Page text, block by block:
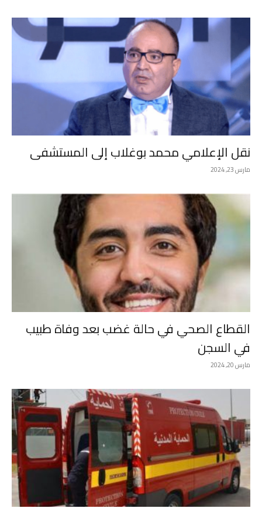
نقل الإعلامي محمد بوغلاب إلى المستشفى
مارس 23, 2024
القطاع الصحي في حالة غضب بعد وفاة طبيب
في السجن
مارس 20, 2024